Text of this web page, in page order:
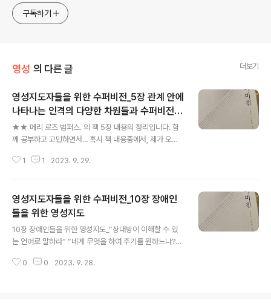
구독하기
영성 의 다른 글 더보기
영성지도자들을 위한 수퍼비전_5장 관계 안에
나타나는 인격의 다양한 차원들과 수퍼비전
실습 (1/2)
★★ 메리 로즈 범퍼스. 의 책 5장 내용의 정리입니다. 함
께 공부하고 고민하면서... 혹시 책 내용중에서, 제가 오해
5장 관계 안에 나타나는 인격의 다양한 차원들과 수퍼비전
것을 알지 못한다. “우리 안에 거하시는 성령은 우리가 의
식할 때나 의식하지 못할 때나 우리 삶과 세상에 생명을 불
어넣고 계시다”(144) ∴모든 것을 채우시고 보존하시는 하
나님과의 관계, 자신과의 관계 세상과의 관계 속에서 살아
가는 것이 경이와 은혜이다. 이렇듯 우리 몸의 생리학적 요
소들 뿐 아니라 자신의 경험과 세상에 대한 경험들 역시 하
1 1 2023. 9. 29.
영성지도자들을 위한 수퍼비전_10장 장애인
들을 위한 영성지도
10장 장애인들을 위한 영성지도_“상대방이 이해할 수 있
는 언어로 말하라” “네게 무엇을 하여 주기를 원하느냐?”..
망을 안다"는 듯이 주제 넘게 행동했던 상황들을 되돌아 보
0 0 2023. 9. 28.